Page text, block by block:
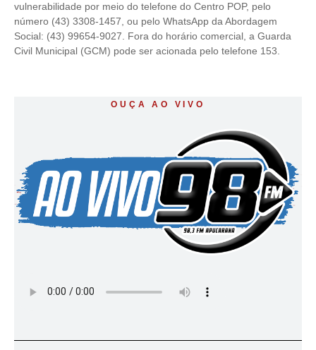
vulnerabilidade por meio do telefone do Centro POP, pelo
número (43) 3308-1457, ou pelo WhatsApp da Abordagem
Social: (43) 99654-9027. Fora do horário comercial, a Guarda
Civil Municipal (GCM) pode ser acionada pelo telefone 153.
OUÇA AO VIVO